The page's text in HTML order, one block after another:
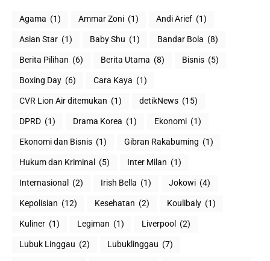
Agama (1) Ammar Zoni (1) Andi Arief (1)
Asian Star (1) Baby Shu (1) Bandar Bola (8)
Berita Pilihan (6) Berita Utama (8) Bisnis (5)
Boxing Day (6) Cara Kaya (1)
CVR Lion Air ditemukan (1) detikNews (15)
DPRD (1) Drama Korea (1) Ekonomi (1)
Ekonomi dan Bisnis (1) Gibran Rakabuming (1)
Hukum dan Kriminal (5) Inter Milan (1)
Internasional (2) Irish Bella (1) Jokowi (4)
Kepolisian (12) Kesehatan (2) Koulibaly (1)
Kuliner (1) Legiman (1) Liverpool (2)
Lubuk Linggau (2) Lubuklinggau (7)